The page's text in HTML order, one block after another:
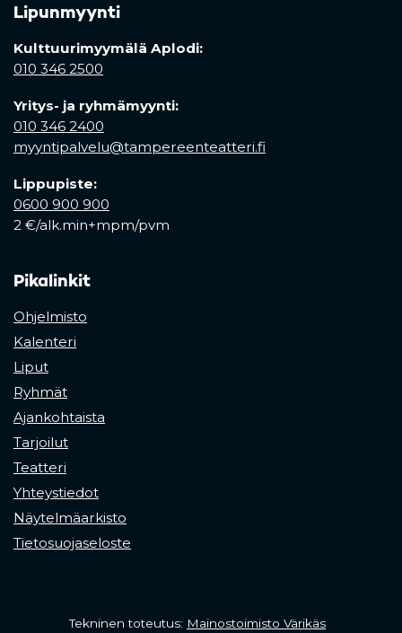
Lipunmyynti
Kulttuurimyymälä Aplodi:
010 346 2500
Yritys- ja ryhmämyynti:
010 346 2400
myyntipalvelu@tampereenteatteri.fi
Lippupiste:
0600 900 900
2 €/alk.min+mpm/pvm
Pikalinkit
Ohjelmisto
Kalenteri
Liput
Ryhmät
Ajankohtaista
Tarjoilut
Teatteri
Yhteystiedot
Näytelmäarkisto
Tietosuojaseloste
Tekninen toteutus: Mainostoimisto Värikäs